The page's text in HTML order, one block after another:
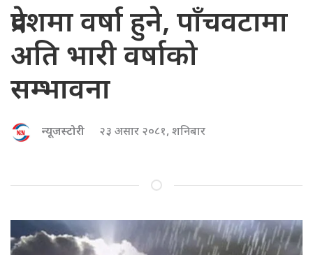
प्रदेशमा वर्षा हुने, पाँचवटामा
अति भारी वर्षाको
सम्भावना
न्यूजस्टोरी २३ असार २०८१, शनिबार